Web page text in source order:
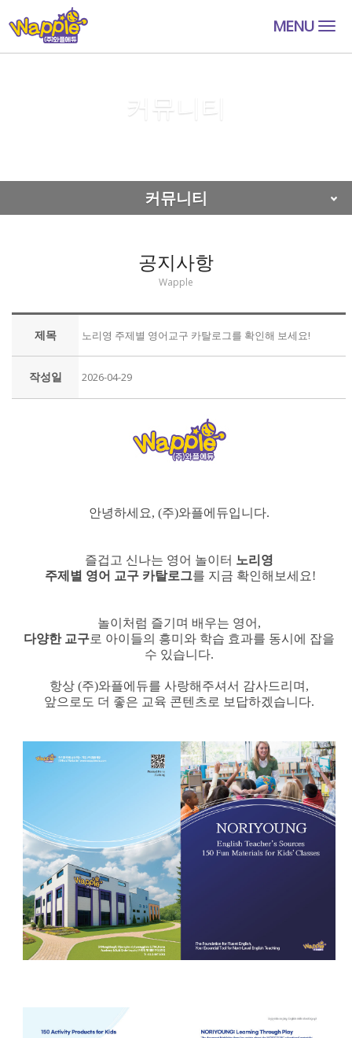
MENU
커뮤니티
커뮤니티
공지사항
Wapple
제목 노리영 주제별 영어교구 카탈로그를 확인해 보세요!
작성일 2026-04-29
안녕하세요, (주)와플에듀입니다.
즐겁고 신나는 영어 놀이터 노리영
주제별 영어 교구 카탈로그를 지금 확인해보세요!
놀이처럼 즐기며 배우는 영어,
다양한 교구로 아이들의 흥미와 학습 효과를 동시에 잡을
수 있습니다.
항상 (주)와플에듀를 사랑해주셔서 감사드리며,
앞으로도 더 좋은 교육 콘텐츠로 보답하겠습니다.